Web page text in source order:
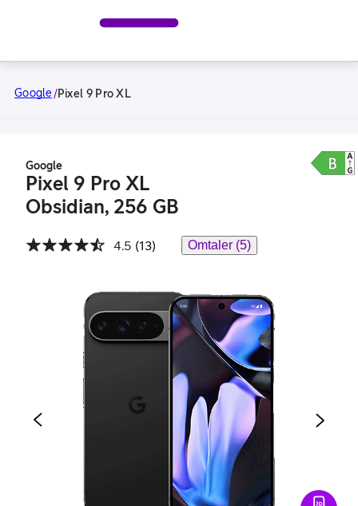
Google /Pixel 9 Pro XL
Google
Pixel 9 Pro XL
Obsidian, 256 GB
4.5 (13) Omtaler (5)